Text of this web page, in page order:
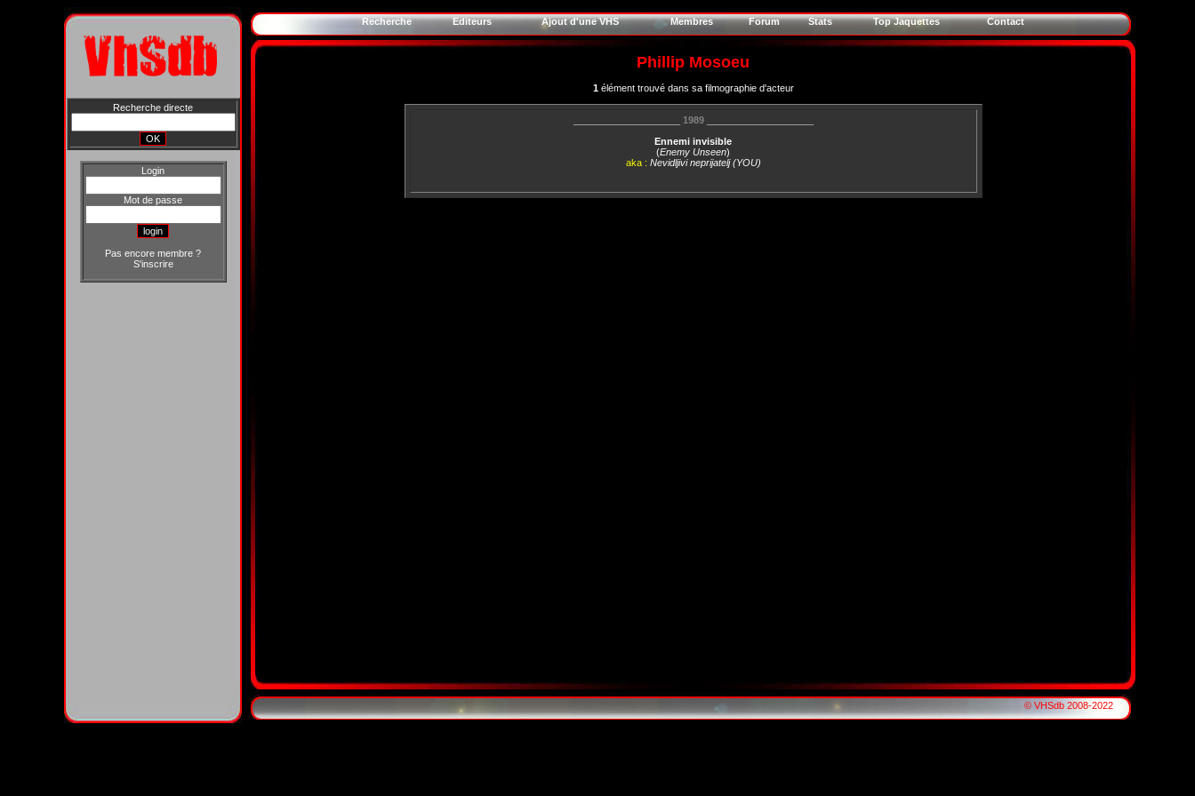
Recherche directe
Login
Mot de passe
Pas encore membre ?
S'inscrire
Recherche Editeurs Ajout d'une VHS Membres Forum Stats Top Jaquettes Contact
Phillip Mosoeu
1élément trouvé dans sa filmographie d'acteur
1989____________________
Ennemi invisible
(Enemy Unseen)
aka : Nevidljivi neprijatelj (YOU)
© VHSdb 2008-2022